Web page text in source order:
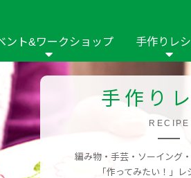
ント&ワークショップ
2023年
手作りレ
ソーイング
布の手芸
イング用品 ソーメニ
補修用品
ル
その他の手作りナビ
手作り
RECIPE
編み物・手芸・ソーイング
「作ってみたい！」レ